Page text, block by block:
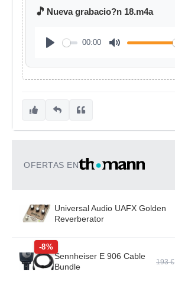
🎵 Nueva grabacio?n 18.m4a
00:00
OFERTAS EN
Universal Audio UAFX Golden
Reverberator
-8%
Sennheiser E 906 Cable
Bundle
193 €